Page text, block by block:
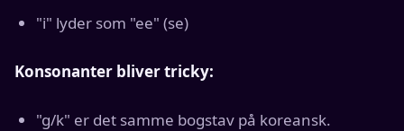
"i" lyder som "ee" (se)
Konsonanter bliver tricky:
"g/k" er det samme bogstav på koreansk.